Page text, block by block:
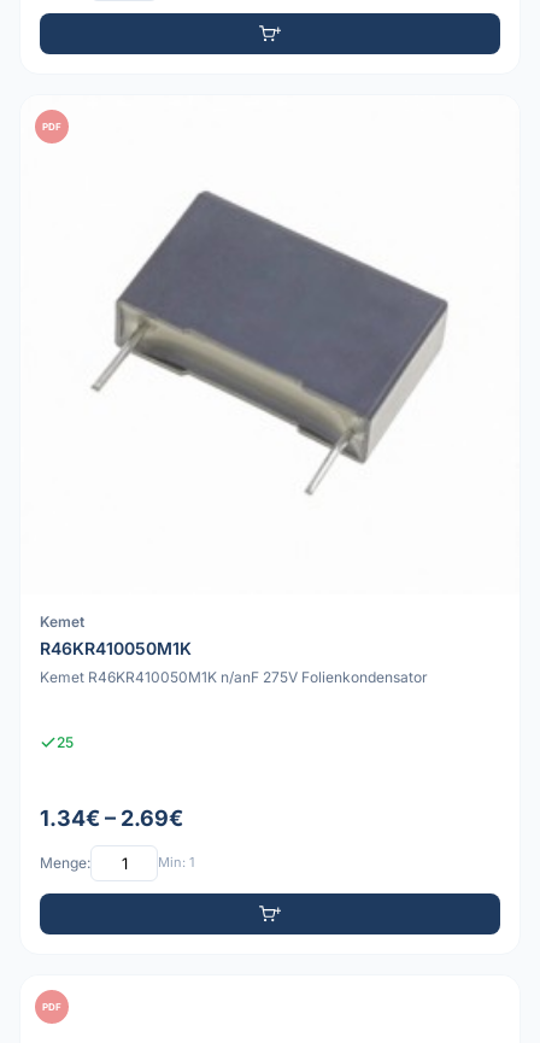
PDF
Kemet
R46KR410050M1K
Kemet R46KR410050M1K n/anF 275V Folienkondensator
25
1.34€ – 2.69€
Menge: Min: 1
PDF